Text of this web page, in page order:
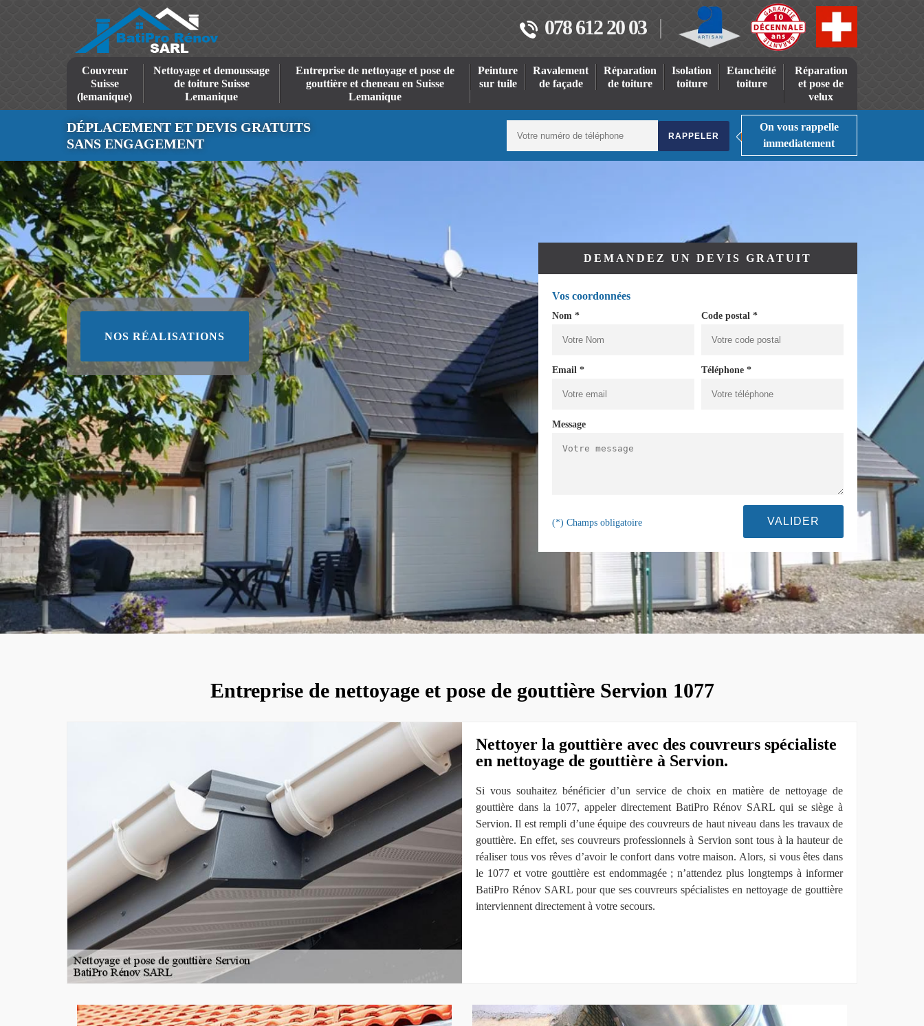
078 612 20 03
Couvreur
Suisse
(lemanique)
Nettoyage et demoussage
de toiture Suisse
Lemanique
Entreprise de nettoyage et pose de
gouttière et cheneau en Suisse
Lemanique
Peinture
sur tuile
Ravalement
de façade
Réparation
de toiture
Isolation
toiture
Etanchéité
toiture
Réparation
et pose de
velux
DÉPLACEMENT ET DEVIS GRATUITS
SANS ENGAGEMENT
On vous rappelle
immediatement
NOS RÉALISATIONS
DEMANDEZ UN DEVIS GRATUIT
Vos coordonnées
Nom * Code postal *
Email * Téléphone *
Message
(*) Champs obligatoire
Entreprise de nettoyage et pose de gouttière Servion 1077
Nettoyer la gouttière avec des couvreurs spécialiste
en nettoyage de gouttière à Servion.
Si vous souhaitez bénéficier d’un service de choix en matière de nettoyage de
gouttière dans la 1077, appeler directement BatiPro Rénov SARL qui se siège à
Servion. Il est rempli d’une équipe des couvreurs de haut niveau dans les travaux de
gouttière. En effet, ses couvreurs professionnels à Servion sont tous à la hauteur de
réaliser tous vos rêves d’avoir le confort dans votre maison. Alors, si vous êtes dans
le 1077 et votre gouttière est endommagée ; n’attendez plus longtemps à informer
BatiPro Rénov SARL pour que ses couvreurs spécialistes en nettoyage de gouttière
interviennent directement à votre secours.